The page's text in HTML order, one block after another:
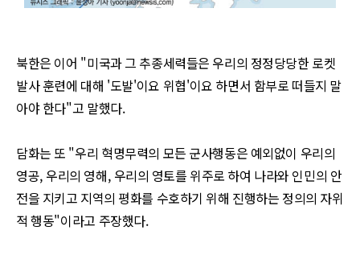
북한은 이어 "미국과 그 추종세력들은 우리의 정정당당한 로켓
발사 훈련에 대해 '도발'이요 위협'이요 하면서 함부로 떠들지 말
아야 한다"고 말했다.
담화는 또 "우리 혁명무력의 모든 군사행동은 예외없이 우리의
영공, 우리의 영해, 우리의 영토를 위주로 하여 나라와 인민의 안
전을 지키고 지역의 평화를 수호하기 위해 진행하는 정의의 자위
적 행동"이라고 주장했다.